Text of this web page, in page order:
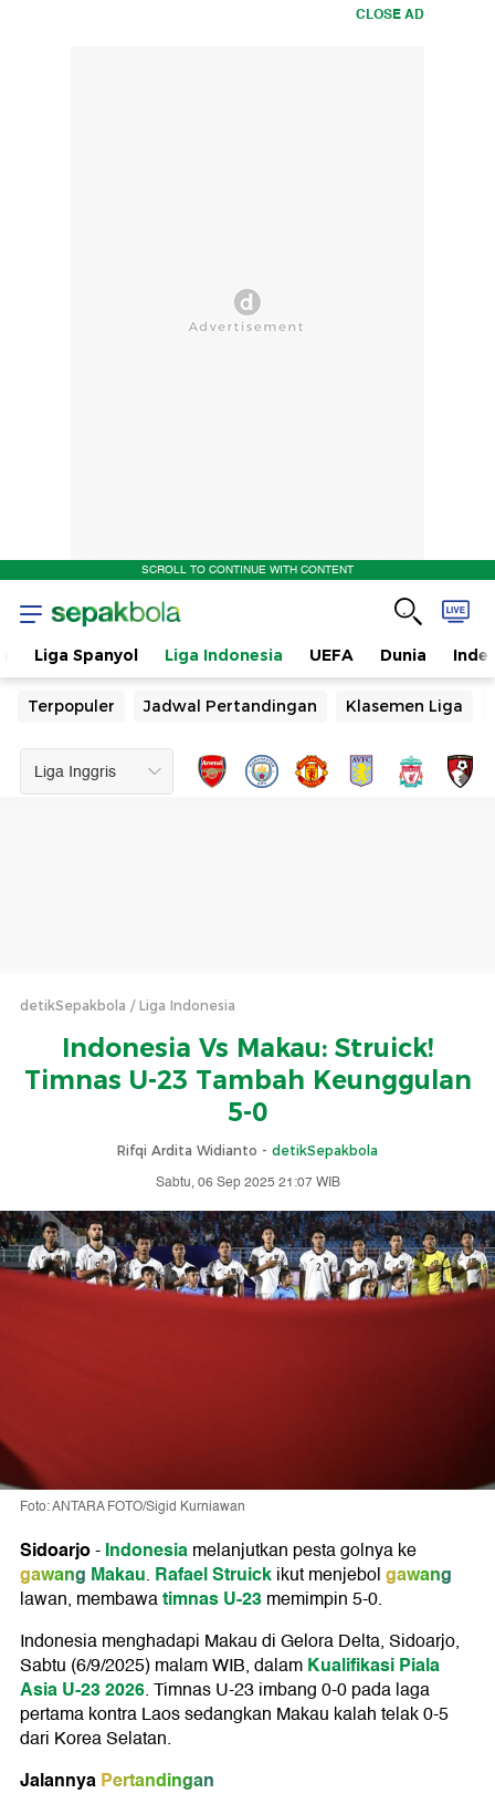
CLOSE AD
SCROLL TO CONTINUE WITH CONTENT
Liga Spanyol Liga Indonesia UEFA Dunia
Terpopuler Jadwal Pertandingan Klasemen Liga
detikSepakbola Liga Indonesia
Indonesia Vs Makau: Struick!
Timnas U-23 Tambah Keunggulan
5-0
Rifqi Ardita Widianto - detikSepakbola
Sabtu, 06 Sep 2025 21:07 WIB
Foto: ANTARA FOTO/Sigid Kurniawan
Sidoarjo-Indonesiamelanjutkan pesta golnya ke
gawang Makau. Rafael Struickikut menjebolgawang
lawan, membawatimnas U-23memimpin 5-0.
Indonesia menghadapi Makau di Gelora Delta, Sidoarjo,
Sabtu (6/9/2025) malam WIB, dalamKualifikasi Piala
Asia U-23 2026. Timnas U-23 imbang 0-0 pada laga
pertama kontra Laos sedangkan Makau kalah telak 0-5
dari Korea Selatan.
JalannyaPertandingan